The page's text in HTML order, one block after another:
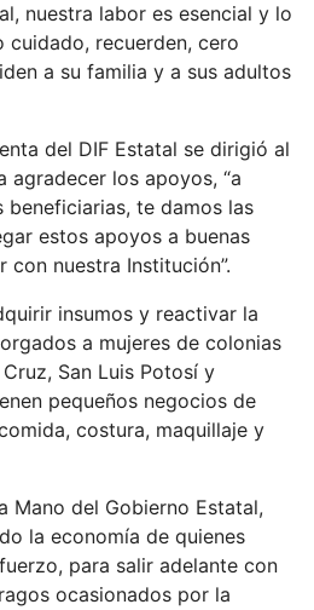
nuestra labor es esencial y lo
cuidado, recuerden, cero
a su familia y a sus adultos
del DIF Estatal se dirigió al
agradecer los apoyos, “a
beneficiarias, te damos las
estos apoyos a buenas
con nuestra Institución”.
insumos y reactivar la
a mujeres de colonias
San Luis Potosí y
pequeños negocios de
costura, maquillaje y
Mano del Gobierno Estatal,
la economía de quienes
para salir adelante con
ocasionados por la